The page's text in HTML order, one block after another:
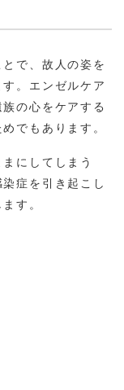
で、故人の姿を
。エンゼルケア
の心をケアする
でもあります。
にしてしまう
症を引き起こし
す。